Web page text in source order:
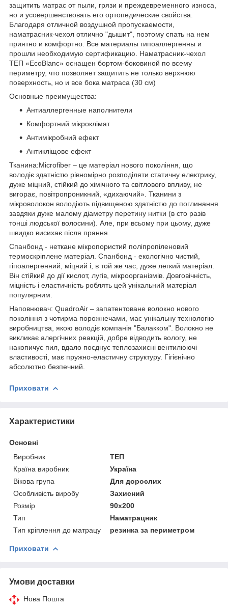
защитить матрас от пыли, грязи и преждевременного износа,
но и усовершенствовать его ортопедические свойства.
Благодаря отличной воздушной пропускаемости,
наматрасник-чехол отлично "дышит", поэтому спать на нем
приятно и комфортно. Все материалы гипоаллергенны и
прошли необходимую сертификацию. Наматрасник-чехол
ТЕП «EcoBlanс» оснащен бортом-боковиной по всему
периметру, что позволяет защитить не только верхнюю
поверхность, но и все бока матраса (30 см)
Основные преимущества:
Антиаллергенные наполнители
Комфортний мікроклімат
Антимікробний ефект
Антикліщове ефект
Тканина:Microfiber – це матеріал нового покоління, що
володіє здатністю рівномірно розподіляти статичну електрику,
дуже міцний, стійкий до хімічного та світлового впливу, не
вигорає, повітропроникний, «дихаючий». Тканини з
мікроволокон володіють підвищеною здатністю до поглинання
завдяки дуже малому діаметру перетину нитки (в сто разів
тонші людської волосини). Але, при всьому при цьому, дуже
швидко висихає після прання.
Спанбонд - неткане мікропористий поліпропіленовий
термоскріплене матеріал. Спанбонд - екологічно чистий,
гіпоалергенний, міцний і, в той же час, дуже легкий матеріал.
Він стійкий до дії кислот, лугів, мікроорганізмів. Довговічність,
міцність і еластичність роблять цей унікальний матеріал
популярним.
Наповнювач: QuadroAir – запатентоване волокно нового
покоління з чотирма порожнечами, має унікальну технологію
виробництва, якою володіє компанія "Балакком". Волокно не
викликає алергічних реакцій, добре відводить вологу, не
накопичує пил, вдало поєднує теплозахисні вентилюючі
властивості, має пружно-еластичну структуру. Гігієнічно
абсолютно безпечний.
Приховати
Характеристики
Основні
Виробник
ТЕП
Країна виробник
Україна
Вікова група
Для дорослих
Особливість виробу
Захисний
Розмір
90x200
Тип
Наматрацник
Тип кріплення до матрацу
резинка за периметром
Приховати
Умови доставки
Нова Пошта